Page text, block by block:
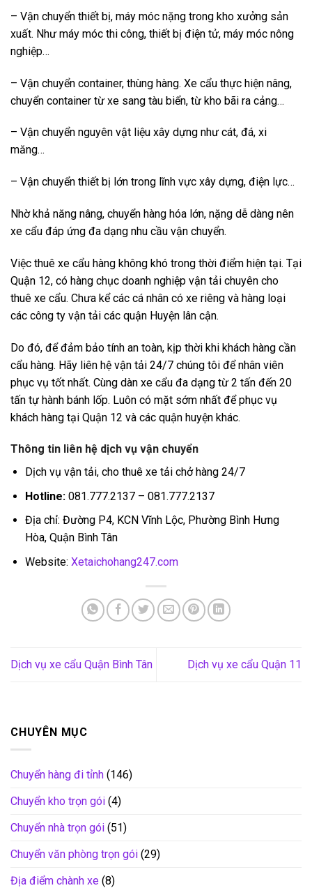
– Vận chuyển thiết bị, máy móc nặng trong kho xưởng sản
xuất. Như máy móc thi công, thiết bị điện tử, máy móc nông
nghiệp…
– Vận chuyển container, thùng hàng. Xe cẩu thực hiện nâng,
chuyển container từ xe sang tàu biển, từ kho bãi ra cảng…
– Vận chuyển nguyên vật liệu xây dựng như cát, đá, xi
măng…
– Vận chuyển thiết bị lớn trong lĩnh vực xây dựng, điện lực…
Nhờ khả năng nâng, chuyển hàng hóa lớn, nặng dễ dàng nên
xe cẩu đáp ứng đa dạng nhu cầu vận chuyển.
Việc thuê xe cẩu hàng không khó trong thời điểm hiện tại. Tại
Quận 12, có hàng chục doanh nghiệp vận tải chuyên cho
thuê xe cẩu. Chưa kể các cá nhân có xe riêng và hàng loại
các công ty vận tải các quận Huyện lân cận.
Do đó, để đảm bảo tính an toàn, kịp thời khi khách hàng cần
cẩu hàng. Hãy liên hệ vận tải 24/7 chúng tôi để nhân viên
phục vụ tốt nhất. Cùng dàn xe cẩu đa dạng từ 2 tấn đến 20
tấn tự hành bánh lốp. Luôn có mặt sớm nhất để phục vụ
khách hàng tại Quận 12 và các quận huyện khác.
Thông tin liên hệ dịch vụ vận chuyển
Dịch vụ vận tải, cho thuê xe tải chở hàng 24/7
Hotline:081.777.2137 – 081.777.2137
Địa chỉ: Đường P4, KCN Vĩnh Lộc, Phường Bình Hưng
Hòa, Quận Bình Tân
Website: Xetaichohang247.com
Dịch vụ xe cẩu Quận Bình Tân Dịch vụ xe cẩu Quận 11
CHUYÊN MỤC
Chuyển hàng đi tỉnh (146)
Chuyển kho trọn gói (4)
Chuyển nhà trọn gói (51)
Chuyển văn phòng trọn gói (29)
Địa điểm chành xe (8)